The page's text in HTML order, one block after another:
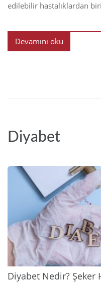
edilebilir hastalıklardan
Devamını oku
Diyabet
Diyabet Nedir? Şeker